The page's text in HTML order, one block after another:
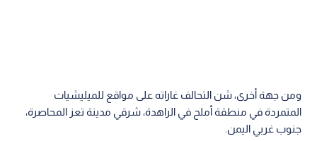
ومن جهة أخرى، شن التحالف غاراته على مواقع للميليشيات
المتمردة في منطقة أملح في الراهدة، شرقي مدينة تعز المحاصرة،
جنوب غربي اليمن.